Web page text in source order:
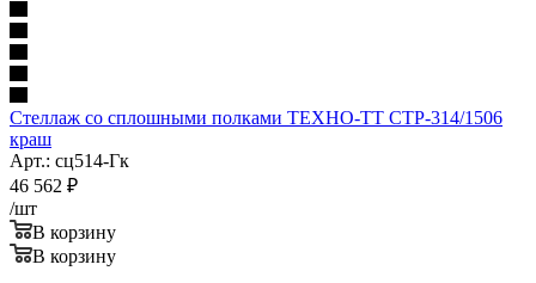
Стеллаж со сплошными полками ТЕХНО-ТТ СТР-314/1506
краш
Арт.: сц514-Гк
46 562 ₽
/шт
В корзину
В корзину